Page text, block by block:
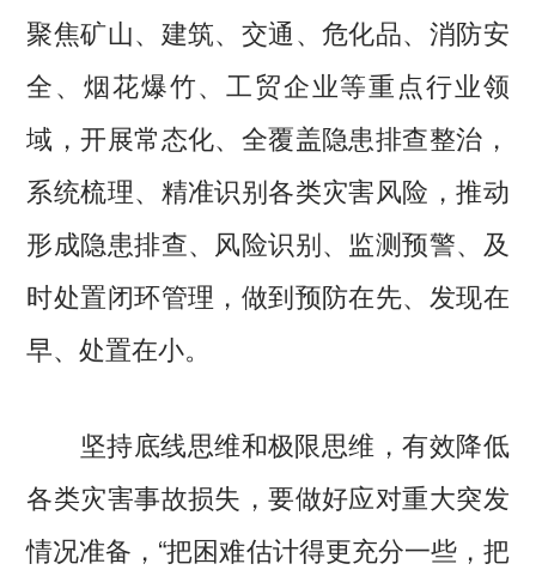
聚焦矿山、建筑、交通、危化品、消防安
全、烟花爆竹、工贸企业等重点行业领
域，开展常态化、全覆盖隐患排查整治，
系统梳理、精准识别各类灾害风险，推动
形成隐患排查、风险识别、监测预警、及
时处置闭环管理，做到预防在先、发现在
早、处置在小。
坚持底线思维和极限思维，有效降低
各类灾害事故损失，要做好应对重大突发
情况准备，“把困难估计得更充分一些，把